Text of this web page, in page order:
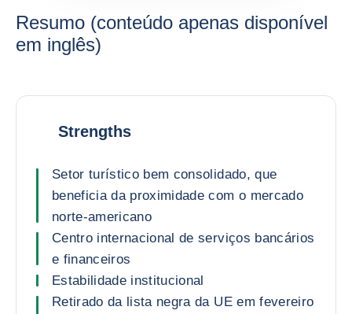
Resumo (conteúdo apenas disponível
em inglês)
Strengths
Setor turístico bem consolidado, que
beneficia da proximidade com o mercado
norte-americano
Centro internacional de serviços bancários
e financeiros
Estabilidade institucional
Retirado da lista negra da UE em fevereiro